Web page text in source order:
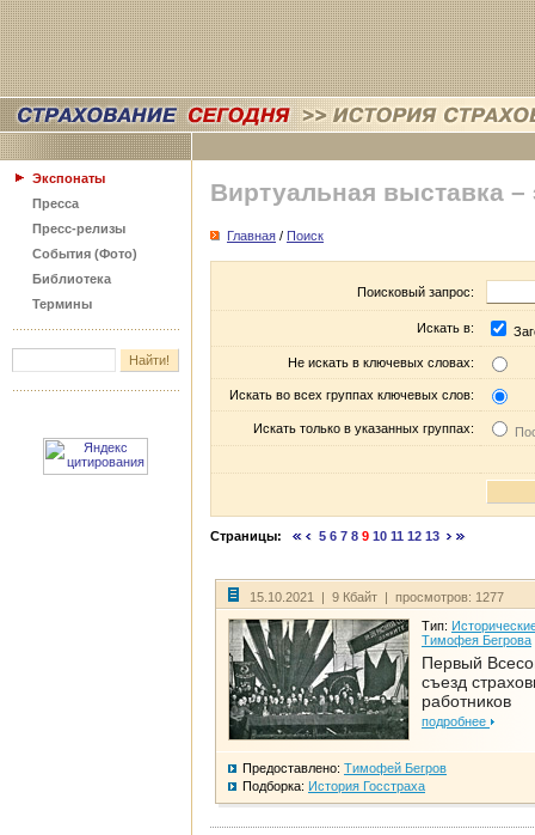
Экспонаты
Пресса
Пресс-релизы
События (Фото)
Библиотека
Термины
Виртуальная выставка –
Главная / Поиск
Поисковый запрос:
Искать в:
Не искать в ключевых словах:
Искать во всех группах ключевых слов:
Искать только в указанных группах:
Страницы: 5 6 7 8 9 10 11 12 13
15.10.2021 | 9 Кбайт | просмотров: 1277
Тип:
Тимофея Бегрова
Первый
съезд
работников
подробнее
Предоставлено: Тимофей Бегров
Подборка: История Госстраха